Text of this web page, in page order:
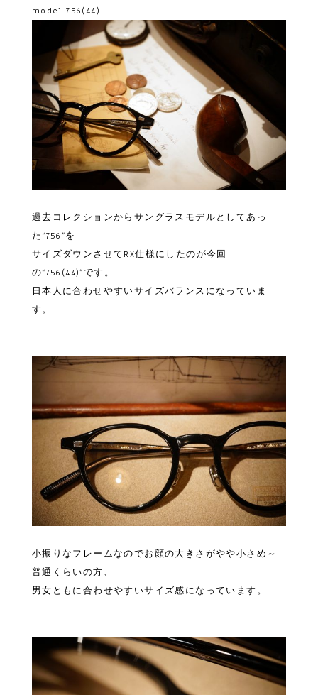
model:756(44)
過去コレクションからサングラスモデルとしてあっ
た“756”を
サイズダウンさせてRX仕様にしたのが今回
の“756(44)”です。
日本人に合わせやすいサイズバランスになっていま
す。
小振りなフレームなのでお顔の大きさがやや小さめ～
普通くらいの方、
男女ともに合わせやすいサイズ感になっています。